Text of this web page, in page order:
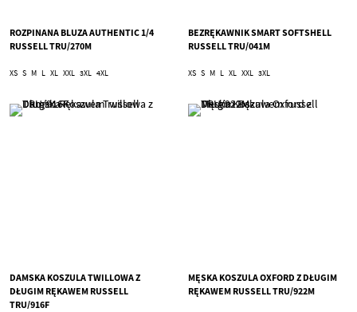
ROZPINANA BLUZA AUTHENTIC 1/4
RUSSELL TRU/270M
XS S M L XL XXL 3XL 4XL
BEZRĘKAWNIK SMART SOFTSHELL
RUSSELL TRU/041M
XS S M L XL XXL 3XL
DAMSKA KOSZULA TWILLOWA Z
DŁUGIM RĘKAWEM RUSSELL
TRU/916F
MĘSKA KOSZULA OXFORD Z DŁUGIM
RĘKAWEM RUSSELL TRU/922M